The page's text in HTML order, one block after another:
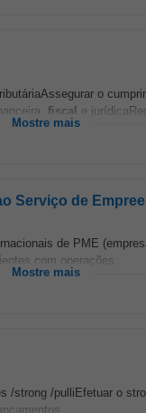
o
fiscal e
Mostre mais
Serviço de
de PME
com operações...
Mostre mais
/strong /pulliEfetuar o